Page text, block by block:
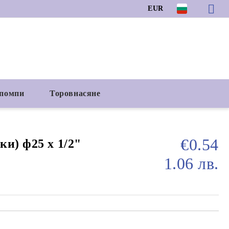
EUR
Торовнасяне
ф25 х 1/2"
€0.54
1.06 лв.